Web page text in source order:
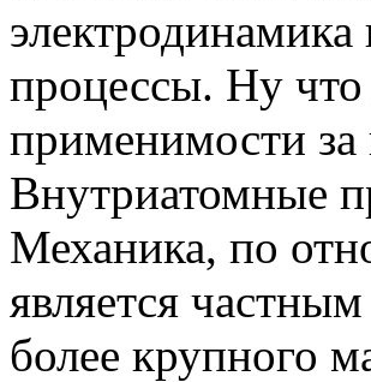
процессы. Ну что
применимости за
Внутриатомные
Механика, по
является
более крупного